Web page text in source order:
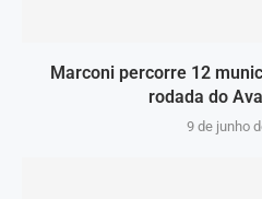
Marconi percorre 12
rodada do
9 de junho